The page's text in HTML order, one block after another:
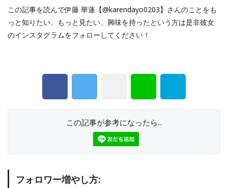
この記事を読んで伊藤 華蓮【@karendayo0203】さんのことをも
っと知りたい、もっと見たい、興味を持ったという方は是非彼女
のインスタグラムをフォローしてください！
この記事が参考になったら...
フォロワー増やし方: